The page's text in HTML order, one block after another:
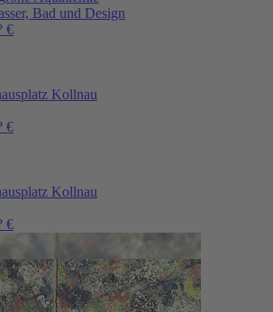
Bad und Design
€
Kollnau
€
Kollnau
€